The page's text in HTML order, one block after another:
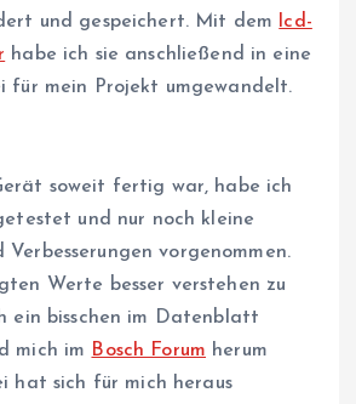
und gespeichert. Mit dem
lcd-
habe ich sie anschließend in eine
für mein Projekt umgewandelt.
soweit fertig war, habe ich
und nur noch kleine
Verbesserungen vorgenommen.
Werte besser verstehen zu
ein bisschen im Datenblatt
mich im Bosch Forum herum
hat sich für mich heraus